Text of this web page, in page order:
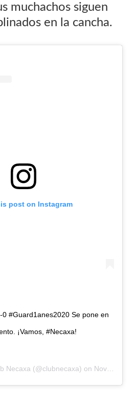
muchachos siguen
en la cancha.
post on Instagram
0 #Guard1anes2020 Se pone en
¡Vamos, #Necaxa!
Necaxa (@clubnecaxa) on Nov 7, 2020 at 4:05pm PST